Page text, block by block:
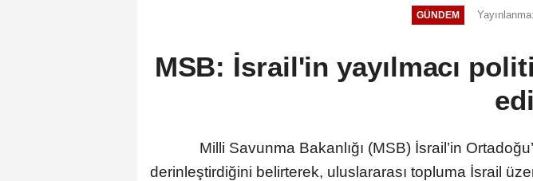
GÜNDEM
MSB: İsrail'in yayılmacı
Milli Savunma Bakanlığı (MSB) İsrail’in
derinleştirdiğini belirterek, uluslararası topluma İsrail